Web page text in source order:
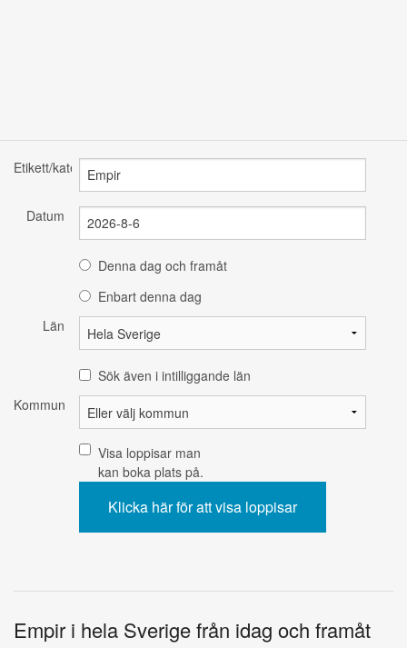
Etikett/kategori
Datum
Denna dag och framåt
Enbart denna dag
Län
Sök även i intilliggande län
Kommun
Visa loppisar man
kan boka plats på.
Empir i hela Sverige från idag och framåt